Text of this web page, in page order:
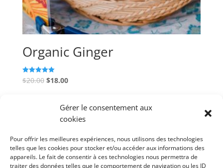
Gérer le consentement aux
cookies
Pour offrir les meilleures expériences, nous utilisons des technologies
telles que les cookies pour stocker et/ou accéder aux informations des
appareils. Le fait de consentir à ces technologies nous permettra de
traiter des données telles que le comportement de navigation ou les ID
Organic Ginger
Rated
5.00
$20.00 $18.00
Add to cart
Rechercher